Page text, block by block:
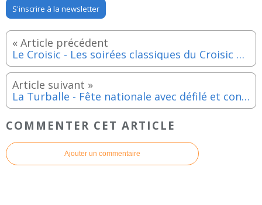
S'inscrire à la newsletter
Le Croisic - Les soirées classiques du Croisic avec Capriccio Consort - Mardi 15 juillet 2025
La Turballe - Fête nationale avec défilé et concert - Lundi 14 juillet 2025
COMMENTER CET ARTICLE
Ajouter un commentaire